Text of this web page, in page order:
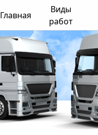
Главная
Виды
работ